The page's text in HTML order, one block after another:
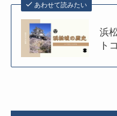
あわせて読みたい
浜
ト